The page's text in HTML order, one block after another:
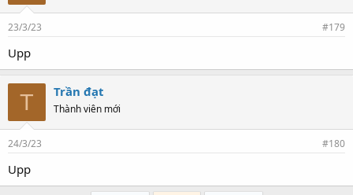
23/3/23 #179
Upp
T Trần đạt
Thành viên mới
24/3/23 #180
Upp